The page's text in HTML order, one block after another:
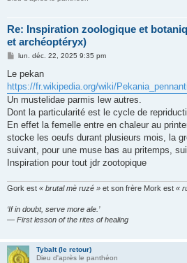
Re: Inspiration zoologique et
et archéoptéryx)
M
s
a
g
e
lun. déc. 22, 2025 9:35 pm
Le pekan
https://fr.wikipedia.org/wiki/Pekania_pennanti
Un mustelidae parmis lew autres.
Dont la particularité est le cycle de
En effet la femelle entre en chaleur au
stocke les oeufs durant plusieurs mois, la
suivant, pour une muse bas au pritemps,
Inspiration pour tout jdr zootopique
Gork est « brutal mè ruzé » et son frère Mork est «
‘If in doubt, serve more ale.’
— First lesson of the rites of healing
Tybalt (le retour)
Dieu d'après le panthéon